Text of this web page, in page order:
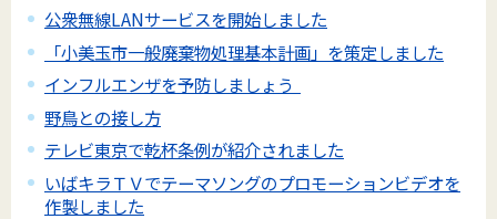
公衆無線LANサービスを開始しました
「小美玉市一般廃棄物処理基本計画」を策定しました
インフルエンザを予防しましょう
野鳥との接し方
テレビ東京で乾杯条例が紹介されました
いばキラＴＶでテーマソングのプロモーションビデオを
作製しました